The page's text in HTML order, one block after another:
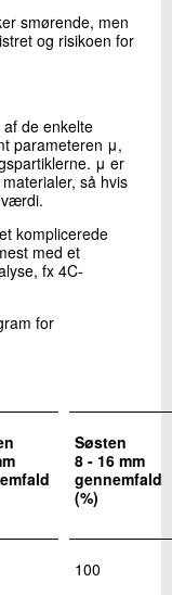
smørende, men
og risikoen for
de enkelte
parameteren μ,
μ er
så hvis
komplicerede
med et
fx 4C-
for
Søsten
8 - 16 mm
gennemfald
(%)
100